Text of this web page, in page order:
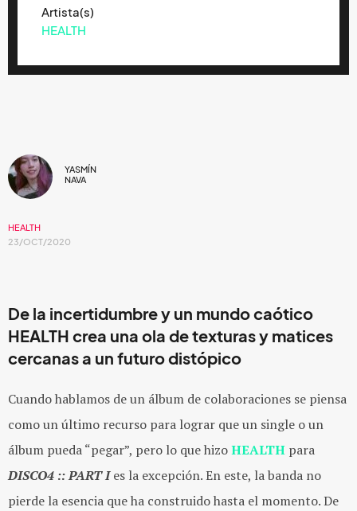
Artista(s)
HEALTH
YASMÍN
NAVA
HEALTH
23/OCT/2020
De la incertidumbre y un mundo caótico
HEALTH crea una ola de texturas y matices
cercanas a un futuro distópico
Cuando hablamos de un álbum de colaboraciones se piensa
como un último recurso para lograr que un single o un
álbum pueda “pegar”, pero lo que hizoHEALTH para
DISCO4 :: PART Ies la excepción. En este, la banda no
pierde la esencia que ha construido hasta el momento. De